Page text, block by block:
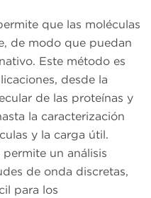
que las moléculas
de modo que puedan
Este método es
desde la
de las proteínas y
la caracterización
y la carga útil.
un análisis
de onda discretas,
para los